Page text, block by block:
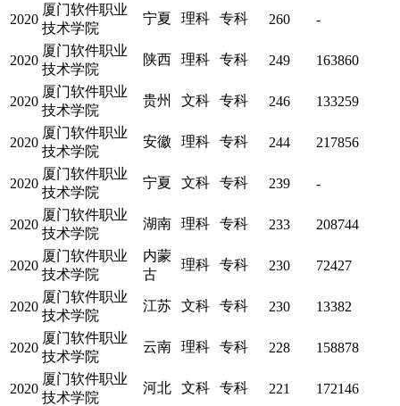
2020
厦门软件职业
技术学院
宁夏 理科 专科 260 -
2020
厦门软件职业
技术学院
陕西 理科 专科 249 163860
2020
厦门软件职业
技术学院
贵州 文科 专科 246 133259
2020
厦门软件职业
技术学院
安徽 理科 专科 244 217856
2020
厦门软件职业
技术学院
宁夏 文科 专科 239 -
2020
厦门软件职业
技术学院
湖南 理科 专科 233 208744
2020
厦门软件职业
技术学院
内蒙
古
理科 专科 230 72427
2020
厦门软件职业
技术学院
江苏 文科 专科 230 13382
2020
厦门软件职业
技术学院
云南 理科 专科 228 158878
2020
厦门软件职业
技术学院
河北 文科 专科 221 172146